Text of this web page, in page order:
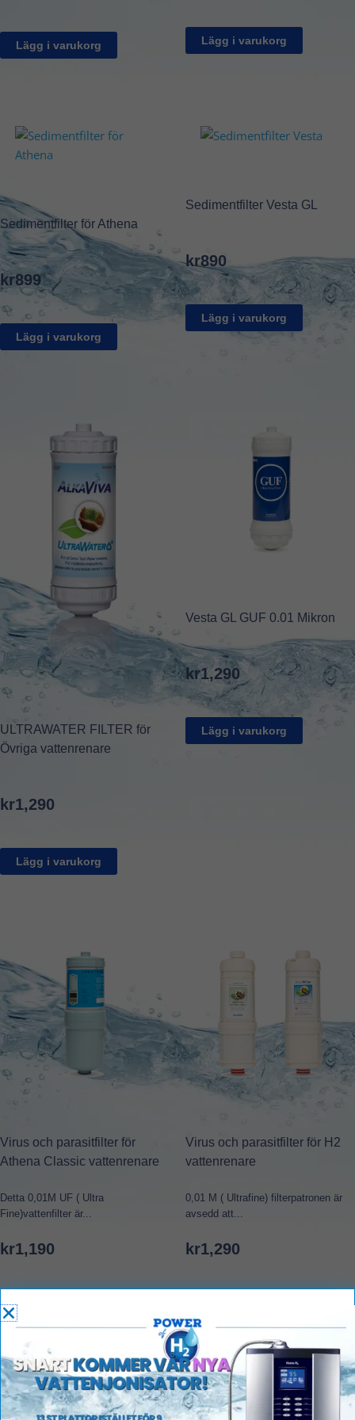
Lägg i varukorg Lägg i varukorg
Sedimentfilter för Athena
kr899
Lägg i varukorg
Sedimentfilter Vesta GL
kr890
Lägg i varukorg
ULTRAWATER FILTER för
Övriga vattenrenare
kr1,290
Lägg i varukorg
Vesta GL GUF 0.01 Mikron
kr1,290
Lägg i varukorg
Virus och parasitfilter för
Athena Classic vattenrenare
Detta 0,01M UF ( Ultra
Fine)vattenfilter är...
kr1,190
Lägg i varukorg
Virus och parasitfilter för H2
vattenrenare
0,01 M ( Ultrafine) filterpatronen är
avsedd att...
kr1,290